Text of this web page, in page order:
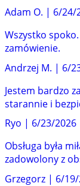
Adam O. | 6/24/
Wszystko
zamówienie.
Andrzej M. | 6/
Jestem bardzo
starannie i
Ryo | 6/23/2026
Obsługa była
zadowolony z
Grzegorz | 6/